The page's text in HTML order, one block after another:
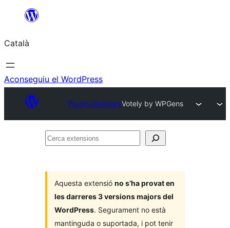
contingut
Català
Aconseguiu el WordPress
Plugin DirectoryVotely by WPGens
Cerca
Aquesta extensió no s’ha provat en
les darreres 3 versions majors del
WordPress. Segurament no està
mantinguda o suportada, i pot tenir